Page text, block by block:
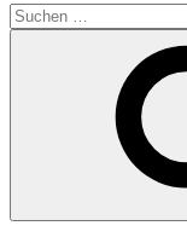
Suchen
nach: